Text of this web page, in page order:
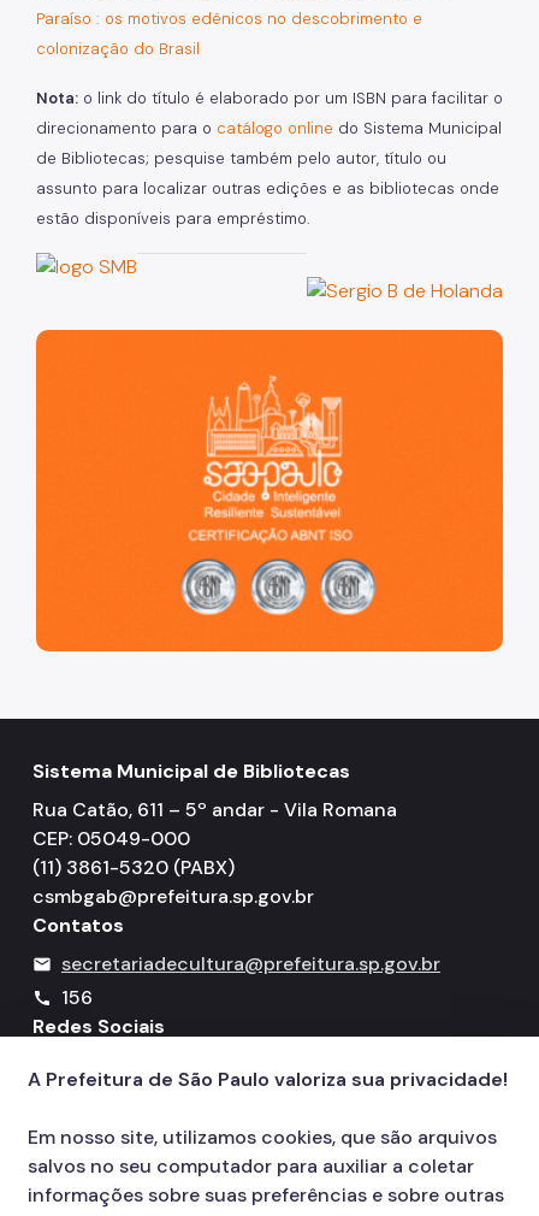
Paraíso : os motivos edênicos no descobrimento e
colonização do Brasil
Nota: o link do título é elaborado por um ISBN para facilitar o
direcionamento para o catálogo online do Sistema Municipal
de Bibliotecas; pesquise também pelo autor, título ou
assunto para localizar outras edições e as bibliotecas onde
estão disponíveis para empréstimo.
São Paulo, cidade inteligente, resiliente e sustentável
Sistema Municipal de Bibliotecas
Rua Catão, 611 – 5º andar - Vila Romana
CEP: 05049-000
(11) 3861-5320 (PABX)
csmbgab@prefeitura.sp.gov.br
Contatos
mail secretariadecultura@prefeitura.sp.gov.br
call
156
Redes Sociais
Icone do YouTube
Icone do X
Icone do Instagram
Icone do Facebook
Icone do Flickr
A Prefeitura de São Paulo valoriza sua privacidade!
Em nosso site, utilizamos cookies, que são arquivos
salvos no seu computador para auxiliar a coletar
informações sobre suas preferências e sobre outras